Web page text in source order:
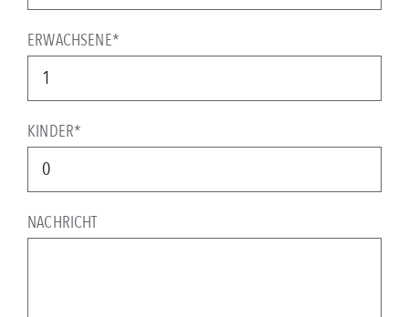
ERWACHSENE*
KINDER*
NACHRICHT